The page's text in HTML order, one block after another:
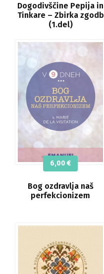
Dogodivščine Pepija in
Tinkare – Zbirka zgodb
(1.del)
Bog ozdravlja naš
perfekcionizem
6,00 €